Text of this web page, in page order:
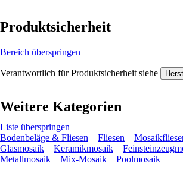
Produktsicherheit
Bereich überspringen
Verantwortlich für Produktsicherheit siehe
Weitere Kategorien
Liste überspringen
Bodenbeläge & Fliesen
Fliesen
Glasmosaik
Keramikmosaik
Metallmosaik
Mix-Mosaik Poolmosaik